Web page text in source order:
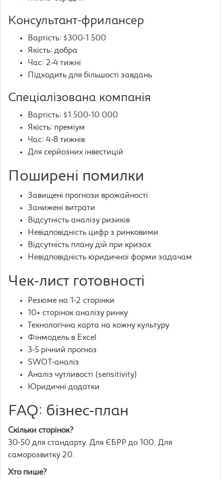
Консультант-фрилансер
Вартість: $300-1 500
Якість: добра
Час: 2-4 тижні
Підходить для більшості завдань
Спеціалізована компанія
Вартість: $1 500-10 000
Якість: преміум
Час: 4-8 тижнів
Для серйозних інвестицій
Поширені помилки
Завищені прогнози врожайності
Занижені витрати
Відсутність аналізу ризиків
Невідповідність цифр з ринковими
Відсутність плану дій при кризах
Невідповідність юридичної форми задачам
Чек-лист готовності
Резюме на 1-2 сторінки
10+ сторінок аналізу ринку
Технологічна карта на кожну культуру
Фінмодель в Excel
3-5 річний прогноз
SWOT-аналіз
Аналіз чутливості (sensitivity)
Юридичні додатки
FAQ: бізнес-план
Скільки сторінок?
30-50 для стандарту. Для ЄБРР до 100. Для
саморозвитку 20.
Хто пише?